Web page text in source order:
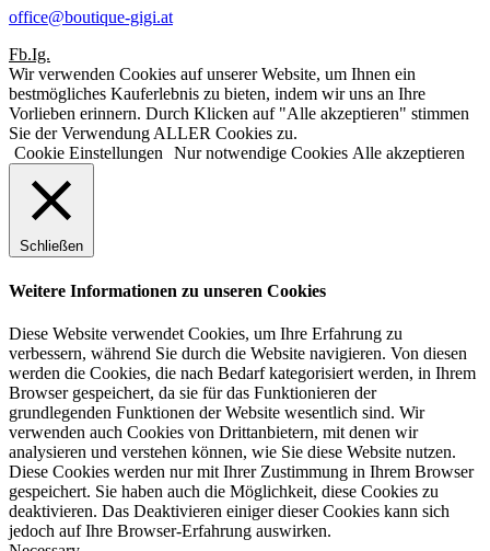
office@boutique-gigi.at
Fb.Ig.
Wir verwenden Cookies auf unserer Website, um Ihnen ein
bestmögliches Kauferlebnis zu bieten, indem wir uns an Ihre
Vorlieben erinnern. Durch Klicken auf "Alle akzeptieren" stimmen
Sie der Verwendung ALLER Cookies zu.
Cookie Einstellungen
Nur notwendige Cookies Alle akzeptieren
Schließen
Weitere Informationen zu unseren Cookies
Diese Website verwendet Cookies, um Ihre Erfahrung zu
verbessern, während Sie durch die Website navigieren. Von diesen
werden die Cookies, die nach Bedarf kategorisiert werden, in Ihrem
Browser gespeichert, da sie für das Funktionieren der
grundlegenden Funktionen der Website wesentlich sind. Wir
verwenden auch Cookies von Drittanbietern, mit denen wir
analysieren und verstehen können, wie Sie diese Website nutzen.
Diese Cookies werden nur mit Ihrer Zustimmung in Ihrem Browser
gespeichert. Sie haben auch die Möglichkeit, diese Cookies zu
deaktivieren. Das Deaktivieren einiger dieser Cookies kann sich
jedoch auf Ihre Browser-Erfahrung auswirken.